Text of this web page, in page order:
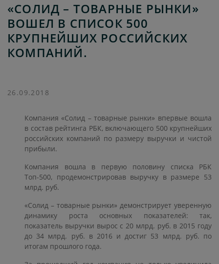
«СОЛИД – ТОВАРНЫЕ РЫНКИ»
ВОШЕЛ В СПИСОК 500
КРУПНЕЙШИХ РОССИЙСКИХ
КОМПАНИЙ.
26.09.2018
Компания «Солид – товарные рынки» впервые вошла
в состав рейтинга РБК, включающего 500 крупнейших
российских компаний по размеру выручки и чистой
прибыли.
Компания вошла в первую половину списка РБК
Топ-500, продемонстрировав выручку в размере 53
млрд. руб.
«Солид – товарные рынки» демонстрирует уверенную
динамику роста основных показателей: так,
показатель выручки вырос с 20 млрд. руб. в 2015 году
до 34 млрд. руб. в 2016 и достиг 53 млрд. руб. по
итогам прошлого года.